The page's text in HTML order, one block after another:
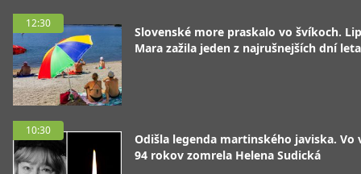
12:30
Slovenské more praskalo vo švíkoch.
Mara zažila jeden z najrušnejších dní leta
10:30
Odišla legenda martinského javiska. Vo
94 rokov zomrela Helena Sudická